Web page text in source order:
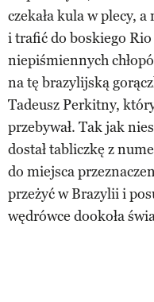
czekała kula w plecy,
i trafić do boskiego
niepiśmiennych
na tę brazylijską
Tadeusz Perkitny,
przebywał. Tak jak
dostał tabliczkę z
do miejsca
przeżyć w Brazylii i
wędrówce dookoła